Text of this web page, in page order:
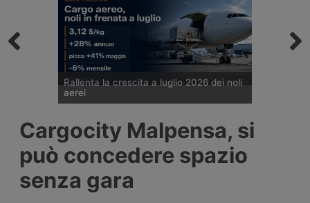
Rallenta la crescita a luglio 2026 dei noli
aerei
sono saliti del 28% su base annua a luglio,
a 3,12 dollari per kg, ma il ritmo di crescita
rallenta per il secondo mese consecutivo.
Secondo Xeneta il mercato affronta una
seconda metà del 2026 più debole, con
pochi segnali di stagione di punta.
Cargocity Malpensa, si
può concedere spazio
senza gara